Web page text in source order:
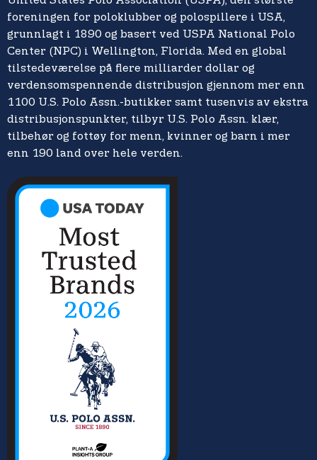
foreningen for poloklubber og polospillere i USA,
grunnlagt i 1890 og basert ved USPA National Polo
Center (NPC) i Wellington, Florida. Med en global
tilstedeværelse på flere milliarder dollar og
verdensomspennende distribusjon gjennom mer enn
1100 U.S. Polo Assn.-butikker samt tusenvis av ekstra
distribusjonspunkter, tilbyr U.S. Polo Assn. klær,
tilbehør og fottøy for menn, kvinner og barn i mer
enn 190 land over hele verden.